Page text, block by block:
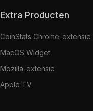
Extra Producten
CoinStats Chrome-extensie
MacOS Widget
Mozilla-extensie
Apple TV